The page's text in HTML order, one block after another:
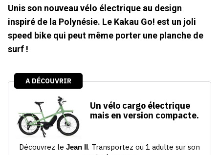
Unis son nouveau vélo électrique au design
inspiré de la Polynésie. Le Kakau Go! est un joli
speed bike qui peut même porter une planche de
surf !